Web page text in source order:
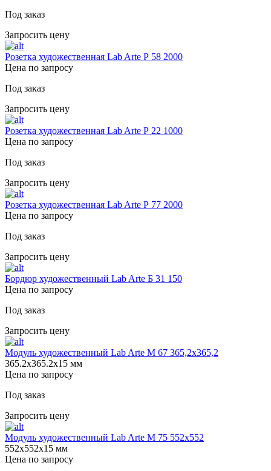
Под заказ
Запросить цену
Розетка художественная Lab Arte Р 58 2000
Цена по запросу
Под заказ
Запросить цену
Розетка художественная Lab Arte Р 22 1000
Цена по запросу
Под заказ
Запросить цену
Розетка художественная Lab Arte Р 77 2000
Цена по запросу
Под заказ
Запросить цену
Бордюр художественный Lab Arte Б 31 150
Цена по запросу
Под заказ
Запросить цену
Модуль художественный Lab Arte М 67 365,2х365,2
365.2х365.2х15 мм
Цена по запросу
Под заказ
Запросить цену
Модуль художественный Lab Arte М 75 552х552
552х552х15 мм
Цена по запросу